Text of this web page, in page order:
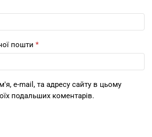
пошти *
e-mail, та адресу сайту в цьому
подальших коментарів.